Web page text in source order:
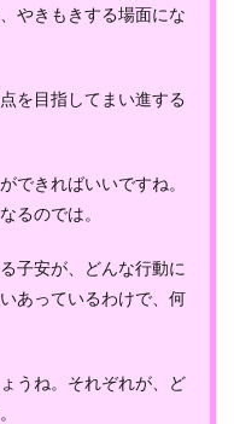
やきもきする場面にな
を目指してまい進する
できればいいですね。
るのでは。
子安が、どんな行動に
あっているわけで、何
うね。それぞれが、ど